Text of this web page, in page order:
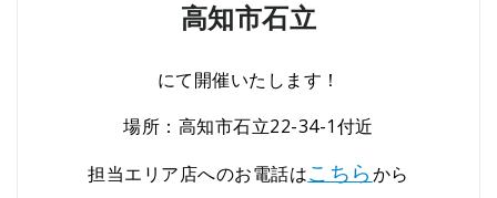
高知市石立
にて開催いたします！
場所：高知市石立22-34-1付近
担当エリア店へのお電話はこちらから